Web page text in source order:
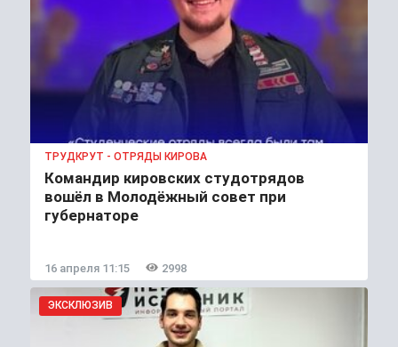
ТРУДКРУТ - ОТРЯДЫ КИРОВА
Командир кировских студотрядов
вошёл в Молодёжный совет при
губернаторе
16 апреля 11:15 2998
ЭКСКЛЮЗИВ